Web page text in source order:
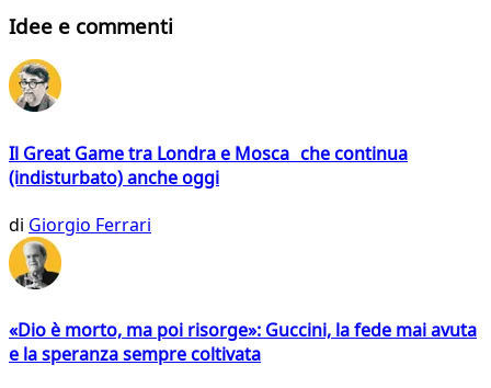
Idee e commenti
Il Great Game tra Londra e Mosca che continua
(indisturbato) anche oggi
di Giorgio Ferrari
«Dio è morto, ma poi risorge»: Guccini, la fede mai avuta
e la speranza sempre coltivata